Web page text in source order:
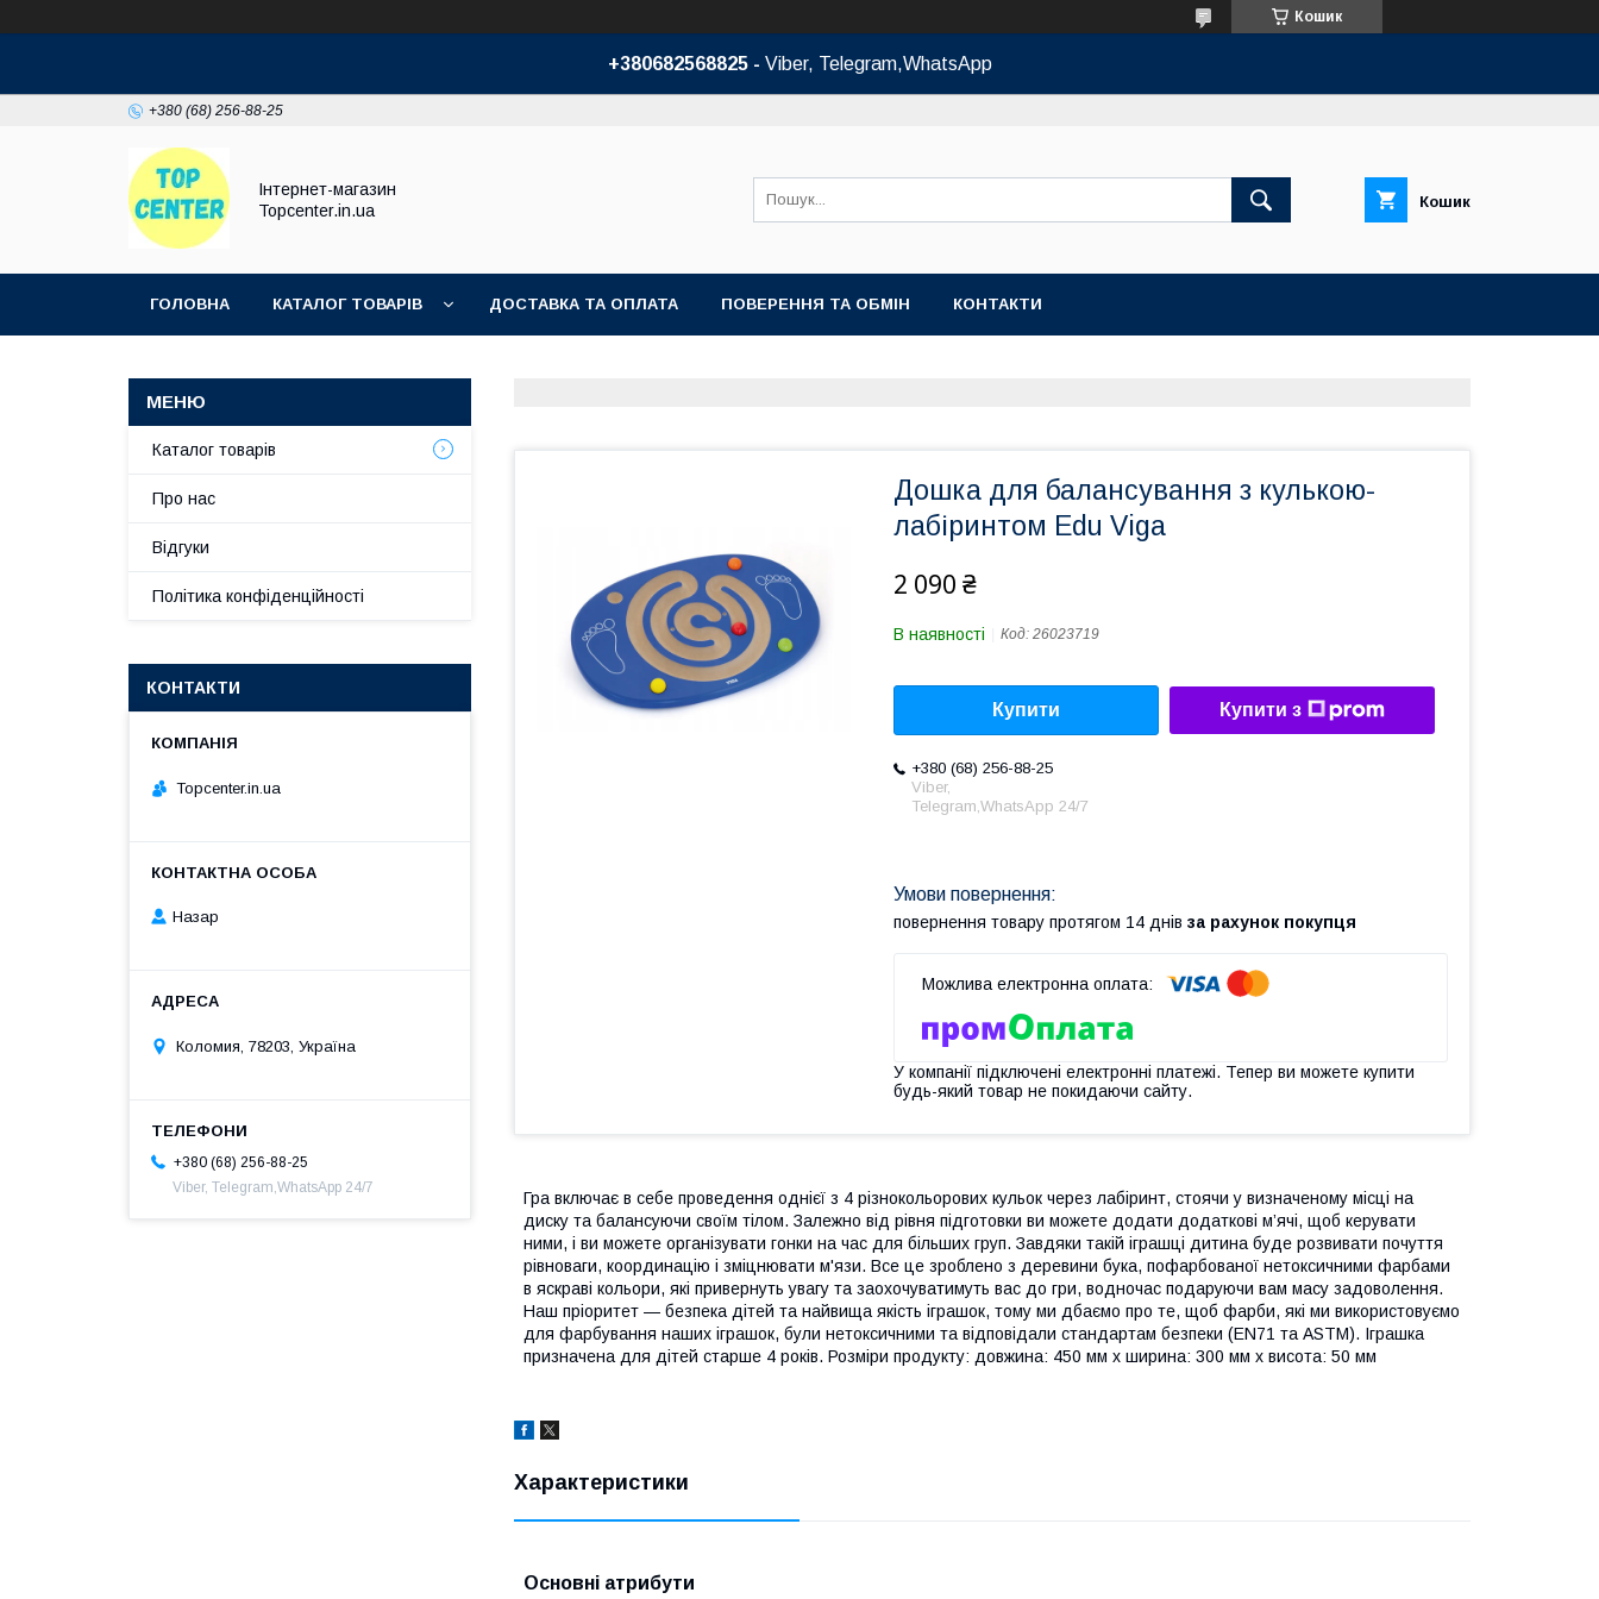
Кошик
+380682568825 - Viber, Telegram,WhatsApp
+380 (68) 256-88-25
Інтернет-магазин
Topcenter.in.ua
Кошик
ГОЛОВНА КАТАЛОГ ТОВАРІВ ДОСТАВКА ТА ОПЛАТА ПОВЕРЕННЯ ТА ОБМІН КОНТАКТИ
Дошка для балансування з кулькою-
лабіринтом Edu Viga
2 090 ₴
В наявності Код: 26023719
Купити Купити з
+380 (68) 256-88-25
Viber,
Telegram,WhatsApp 24/7
повернення товару протягом 14 днів за рахунок покупця
У компанії підключені електронні платежі. Тепер ви можете купити
будь-який товар не покидаючи сайту.
Гра включає в себе проведення однієї з 4 різнокольорових кульок через лабіринт, стоячи у визначеному місці на
диску та балансуючи своїм тілом. Залежно від рівня підготовки ви можете додати додаткові м’ячі, щоб керувати
ними, і ви можете організувати гонки на час для більших груп. Завдяки такій іграшці дитина буде розвивати почуття
рівноваги, координацію і зміцнювати м'язи. Все це зроблено з деревини бука, пофарбованої нетоксичними фарбами
в яскраві кольори, які привернуть увагу та заохочуватимуть вас до гри, водночас подаруючи вам масу задоволення.
Наш пріоритет — безпека дітей та найвища якість іграшок, тому ми дбаємо про те, щоб фарби, які ми використовуємо
для фарбування наших іграшок, були нетоксичними та відповідали стандартам безпеки (EN71 та ASTM). Іграшка
призначена для дітей старше 4 років. Розміри продукту: довжина: 450 мм x ширина: 300 мм x висота: 50 мм
Характеристики
Основні атрибути
Каталог товарів
Про нас
Відгуки
Політика конфіденційності
КОНТАКТИ
Topcenter.in.ua
Назар
Коломия, 78203, Україна
+380 (68) 256-88-25
Viber, Telegram,WhatsApp 24/7